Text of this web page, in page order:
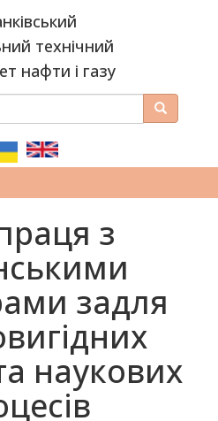
технічний
нафти і газу
Пошук
з
задля
наукових